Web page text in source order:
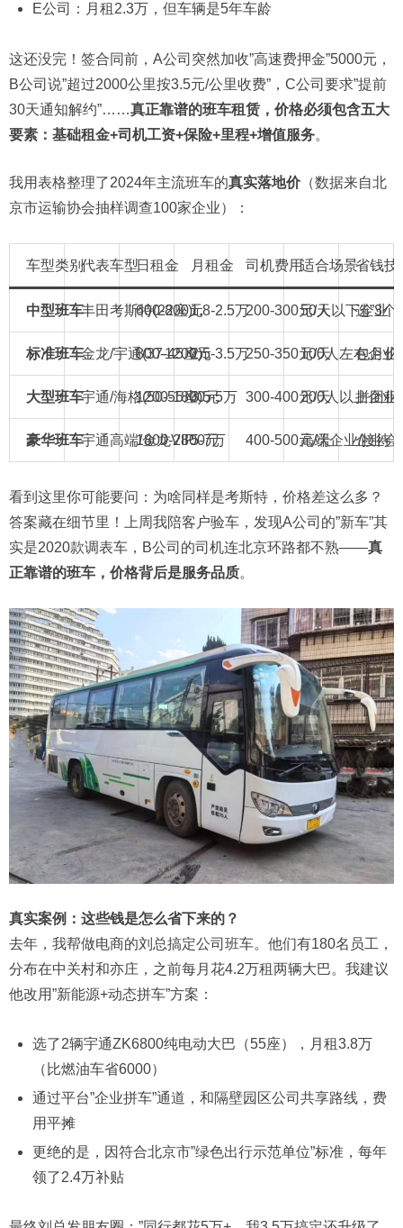
E公司：月租2.3万，但车辆是5年车龄
这还没完！签合同前，A公司突然加收”高速费押金”5000元，
B公司说”超过2000公里按3.5元/公里收费”，C公司要求”提前
30天通知解约”……真正靠谱的班车租赁，价格必须包含五大
要素：基础租金+司机工资+保险+里程+增值服务。
我用表格整理了2024年主流班车的真实落地价（数据来自北
京市运输协会抽样调查100家企业）：
车型类别代表车型日租金 月租金 司机费用适合场景省钱技
中型班车丰田考斯特(22座)
600-800元1.8-2.5万200-300元/天50人以下企业
选”3个
标准班车金龙/宇通(37-45座)
800-1200元2.5-3.5万250-350元/天100人左右企业
包月价
大型班车宇通/海格(50-55座)
1200-1800元
3.5-5万 300-400元/天200人以上企业
拼团租
豪华班车宇通高端/金龙VIP
1800-2800元
5-7万 400-500元/天高端企业/接待
企业会
看到这里你可能要问：为啥同样是考斯特，价格差这么多？
答案藏在细节里！上周我陪客户验车，发现A公司的”新车”其
实是2020款调表车，B公司的司机连北京环路都不熟——真
正靠谱的班车，价格背后是服务品质。
真实案例：这些钱是怎么省下来的？
去年，我帮做电商的刘总搞定公司班车。他们有180名员工，
分布在中关村和亦庄，之前每月花4.2万租两辆大巴。我建议
他改用”新能源+动态拼车”方案：
选了2辆宇通ZK6800纯电动大巴（55座），月租3.8万
（比燃油车省6000）
通过平台”企业拼车”通道，和隔壁园区公司共享路线，费
用平摊
更绝的是，因符合北京市”绿色出行示范单位”标准，每年
领了2.4万补贴